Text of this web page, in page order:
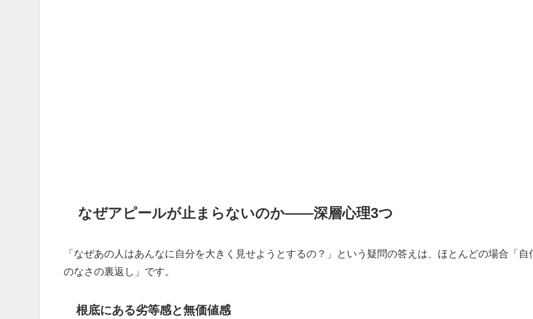
なぜアピールが止まらないのか——深層心理3つ
「なぜあの人はあんなに自分を大きく見せようとするの？」という疑問の答えは、ほとんどの場合「自
のなさの裏返し」です。
根底にある劣等感と無価値感